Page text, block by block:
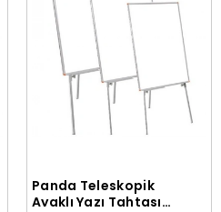
Sepete Ekle
Panda Teleskopik
Ayaklı Yazı Tahtası